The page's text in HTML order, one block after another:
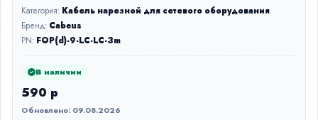
Категория: Кабель нарезной для сетевого оборудования
Бренд: Cabeus
PN: FOP(d)-9-LC-LC-3m
В наличии
590 р
Обновлено: 09.08.2026